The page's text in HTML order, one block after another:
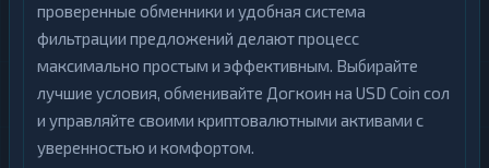
проверенные обменники и удобная система
фильтрации предложений делают процесс
максимально простым и эффективным. Выбирайте
лучшие условия, обменивайте Догкоин на USD Coin сол
и управляйте своими криптовалютными активами с
уверенностью и комфортом.